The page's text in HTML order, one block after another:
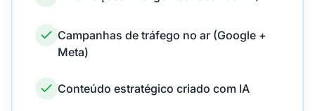
Campanhas de tráfego no ar (Google +
Meta)
Conteúdo estratégico criado com IA